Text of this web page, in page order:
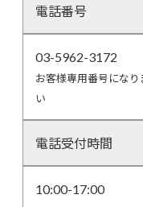
電話番号
03-5962-3172
お客様専用番号にな
い
電話受付時間
10:00-17:00